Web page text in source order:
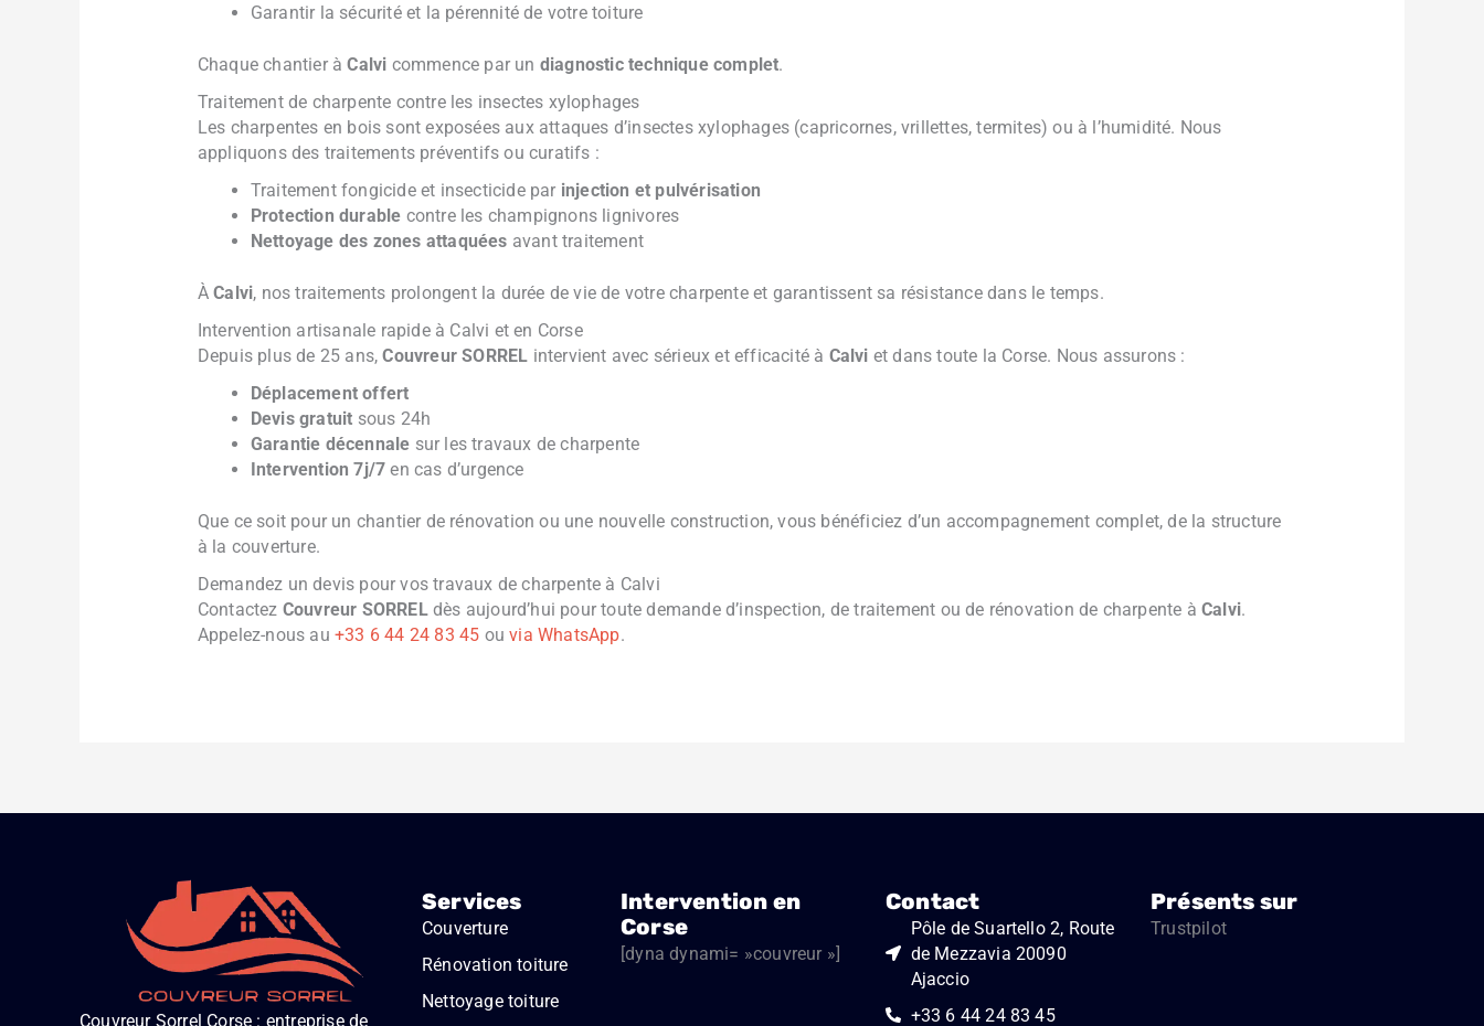
Garantir la sécurité et la pérennité de votre toiture
Chaque chantier àCalvi commence par un diagnostic technique complet.
Traitement de charpente contre les insectes xylophages
Les charpentes en bois sont exposées aux attaques d’insectes xylophages (capricornes, vrillettes, termites) ou à l’humidité. Nous
appliquons des traitements préventifs ou curatifs :
Traitement fongicide et insecticide par injection et pulvérisation
Protection durable contre les champignons lignivores
Nettoyage des zones attaquées avant traitement
ÀCalvi, nos traitements prolongent la durée de vie de votre charpente et garantissent sa résistance dans le temps.
Intervention artisanale rapide à Calvi et en Corse
Depuis plus de 25 ans,Couvreur SORREL intervient avec sérieux et efficacité à Calvi et dans toute la Corse. Nous assurons :
Déplacement offert
Devis gratuit sous 24h
Garantie décennale sur les travaux de charpente
Intervention 7j/7 en cas d’urgence
Que ce soit pour un chantier de rénovation ou une nouvelle construction, vous bénéficiez d’un accompagnement complet, de la structure
à la couverture.
Demandez un devis pour vos travaux de charpente à Calvi
Contactez Couvreur SORRELdès aujourd’hui pour toute demande d’inspection, de traitement ou de rénovation de charpente à Calvi.
Appelez-nous au +33 6 44 24 83 45 ouvia WhatsApp.
Couvreur Sorrel Corse : entreprise de
Services
Couverture
Rénovation toiture
Nettoyage toiture
Intervention en
Corse
[dyna dynami= »couvreur »]
Contact
Pôle de Suartello 2, Route
de Mezzavia 20090
Ajaccio
+33 6 44 24 83 45
Présents sur
Trustpilot